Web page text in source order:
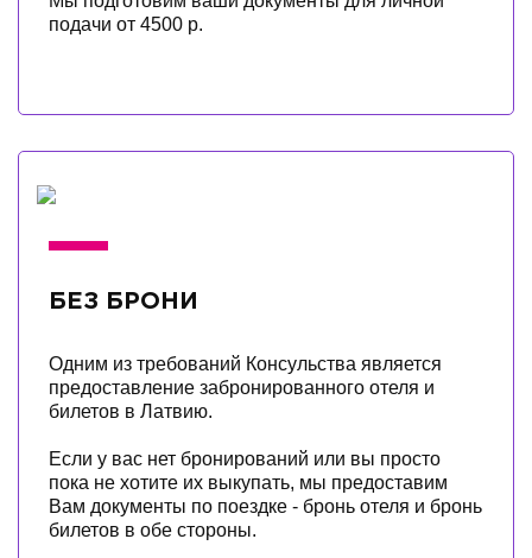
подачи от 4500 р.
БЕЗ БРОНИ
Одним из требований Консульства является
предоставление забронированного отеля и
билетов в Латвию.
Если у вас нет бронирований или вы просто
пока не хотите их выкупать, мы предоставим
Вам документы по поездке - бронь отеля и бронь
билетов в обе стороны.